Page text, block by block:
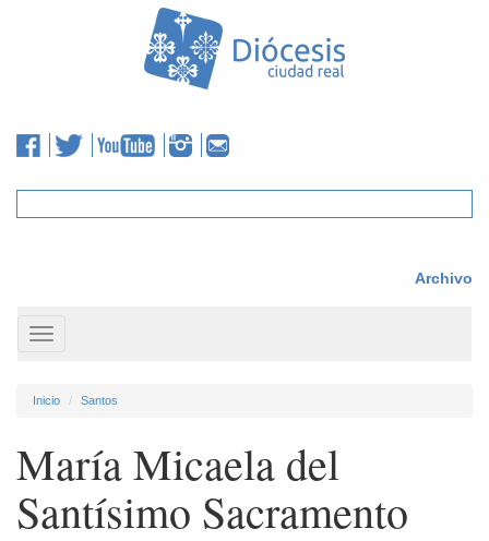
Archivo
Toggle
navigation
Inicio Santos
María Micaela del
Santísimo Sacramento